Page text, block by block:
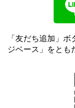
「友だち追加」
ジベース」をとも